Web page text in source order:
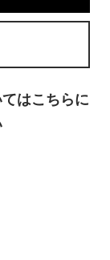
はこちらに